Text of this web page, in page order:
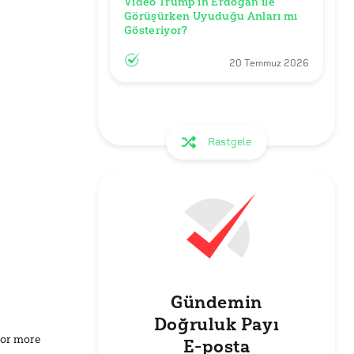
more
Görüşürken Uyuduğu Anları mı
Gösteriyor?
20 Temmuz 2026
Rastgele
Gündemin
Doğruluk Payı
E-posta